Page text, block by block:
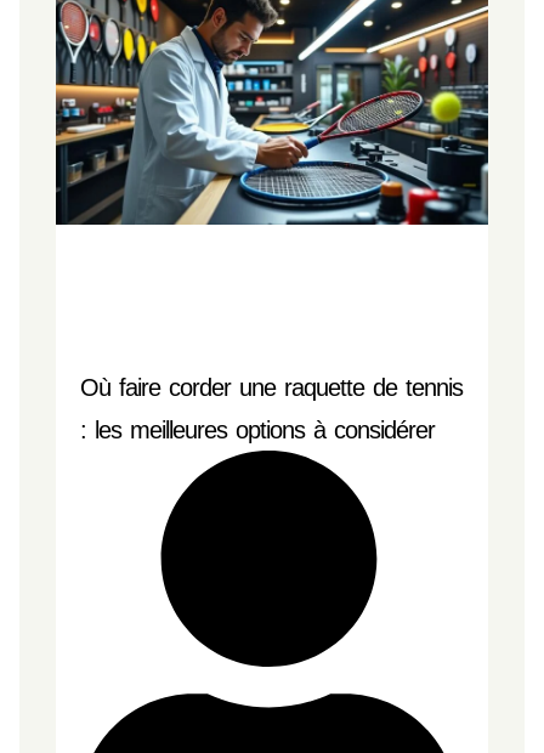
Où faire corder une raquette de tennis
: les meilleures options à considérer